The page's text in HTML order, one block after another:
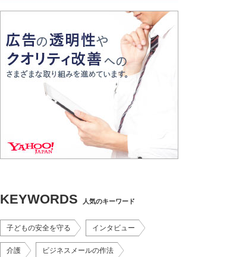
KEYWORDS 人気のキーワード
子どもの安全を守る インタビュー
介護 ビジネスメールの作法